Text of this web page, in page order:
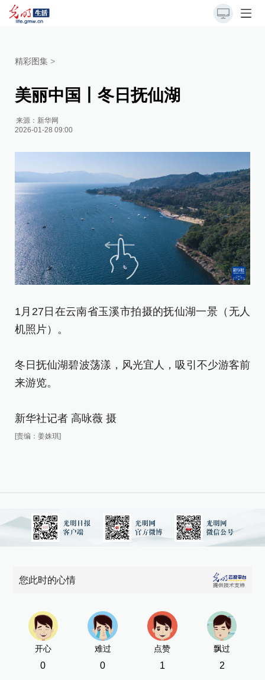
精彩图集 >
美丽中国丨冬日抚仙湖
来源： 新华网
2026-01-28 09:00
1月27日在云南省玉溪市拍摄的抚仙湖一景（无人
机照片）。
冬日抚仙湖碧波荡漾，风光宜人，吸引不少游客前
来游览。
新华社记者 高咏薇 摄
[责编：姜姝琪]
您此时的心情
开心
0
难过
0
点赞
1
飘过
2